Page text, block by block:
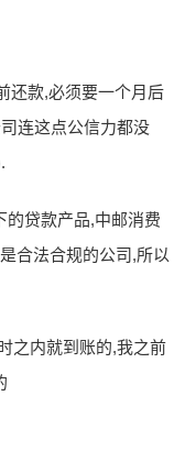
还款,必须要一个月后
连这点公信力都没
的贷款产品,中邮消费
合法合规的公司,所以
之内就到账的,我之前